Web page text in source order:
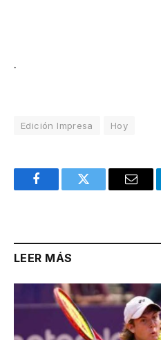
.
Edición Impresa Hoy
FacebookTwitter Email
LEER MÁS